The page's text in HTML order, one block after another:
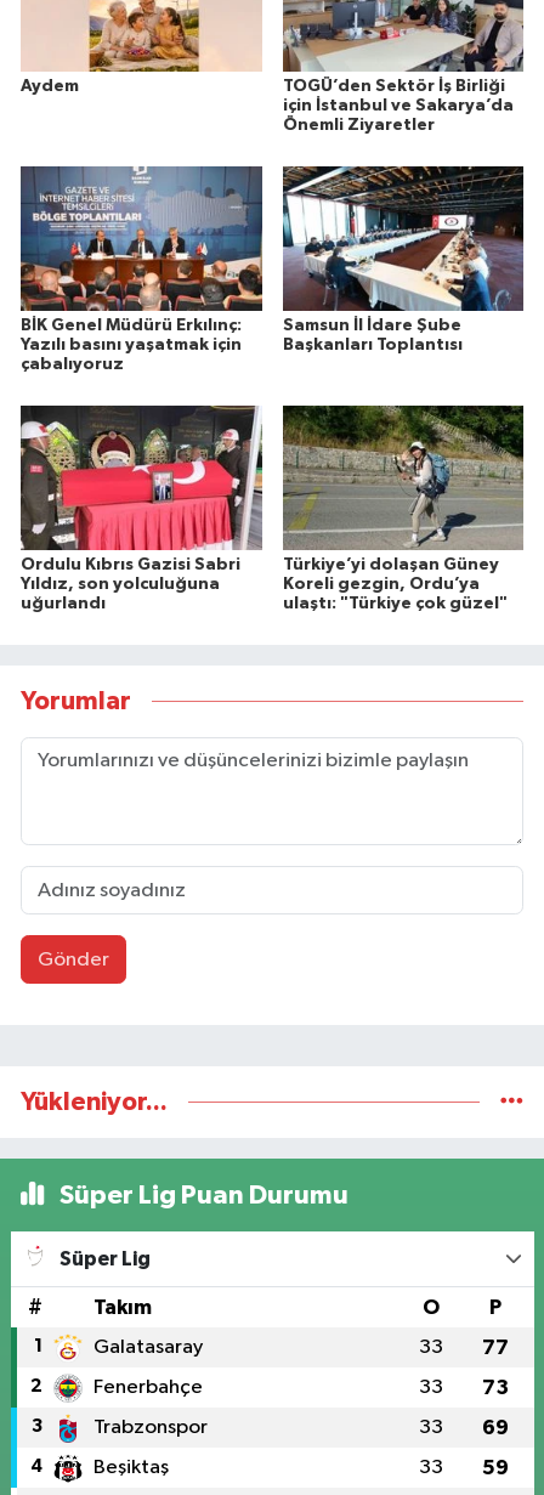
Aydem
TOGÜ’den Sektör İş Birliği
için İstanbul ve Sakarya’da
Önemli Ziyaretler
BİK Genel Müdürü Erkılınç:
Yazılı basını yaşatmak için
çabalıyoruz
Samsun İl İdare Şube
Başkanları Toplantısı
Ordulu Kıbrıs Gazisi Sabri
Yıldız, son yolculuğuna
uğurlandı
Türkiye’yi dolaşan Güney
Koreli gezgin, Ordu’ya
ulaştı: "Türkiye çok güzel"
Yorumlar
Gönder
Yükleniyor...
Süper Lig Puan Durumu
Süper Lig
# Takım O P
1 Galatasaray 33 77
2 Fenerbahçe 33 73
3 Trabzonspor 33 69
4 Beşiktaş 33 59